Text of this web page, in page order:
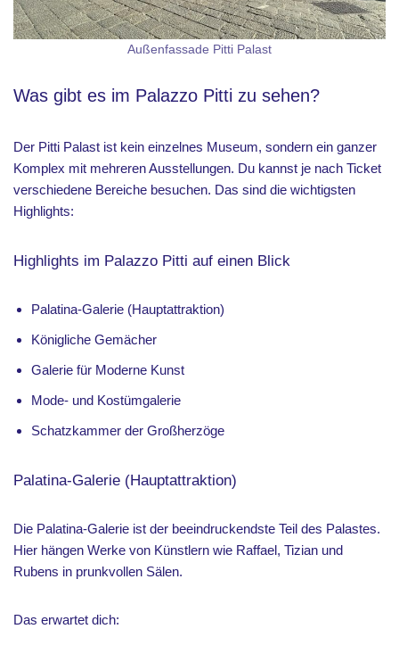
Außenfassade Pitti Palast
Was gibt es im Palazzo Pitti zu sehen?
Der Pitti Palast ist kein einzelnes Museum, sondern ein ganzer
Komplex mit mehreren Ausstellungen. Du kannst je nach Ticket
verschiedene Bereiche besuchen. Das sind die wichtigsten
Highlights:
Highlights im Palazzo Pitti auf einen Blick
Palatina-Galerie (Hauptattraktion)
Königliche Gemächer
Galerie für Moderne Kunst
Mode- und Kostümgalerie
Schatzkammer der Großherzöge
Palatina-Galerie (Hauptattraktion)
Die Palatina-Galerie ist der beeindruckendste Teil des Palastes.
Hier hängen Werke von Künstlern wie Raffael, Tizian und
Rubens in prunkvollen Sälen.
Das erwartet dich: